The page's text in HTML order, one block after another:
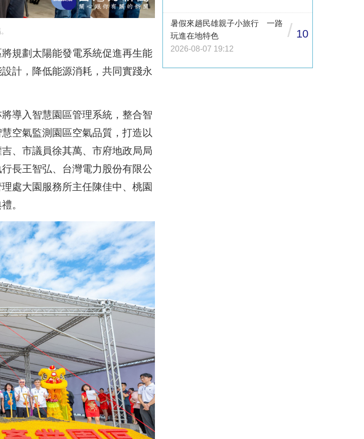
規劃太陽能發電系統促進再生能
計，降低能源消耗，共同實踐永
導入智慧園區管理系統，整合智
空氣監測園區空氣品質，打造以
、市議員徐其萬、市府地政局局
長王智弘、台灣電力股份有限公
處大園服務所主任陳佳中、桃園
。
暑假來趟民雄親子小旅行 一路
玩進在地特色
2026-08-07 19:12
/ 10